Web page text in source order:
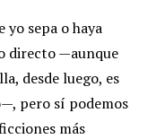
yo sepa o haya
directo —aunque
desde luego, es
pero sí podemos
más